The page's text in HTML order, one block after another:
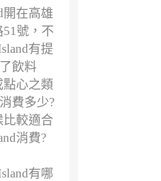
前
開在高雄
號，不
有提
飲料
心之類
費多少?
較適合
消費?
有哪